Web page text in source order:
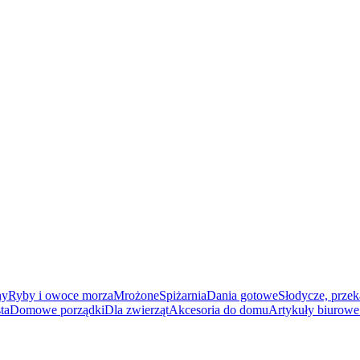
Ryby i owoce morzaMrożoneSpiżarniaDania gotoweSłodycze,
Domowe porządkiDla zwierzątAkcesoria do domuArtykuły